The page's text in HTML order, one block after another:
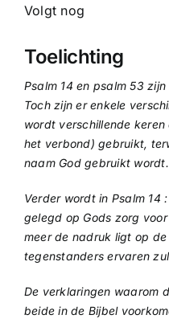
Volgt nog
Toelichting
Psalm 14 en psalm 53
Toch zijn er enkele
wordt verschillende keren
het verbond) gebruikt,
naam God gebruikt wordt.
Verder wordt in Psalm 14
gelegd op Gods zorg
meer de nadruk ligt op
tegenstanders ervaren
De verklaringen waarom
beide in de Bijbel